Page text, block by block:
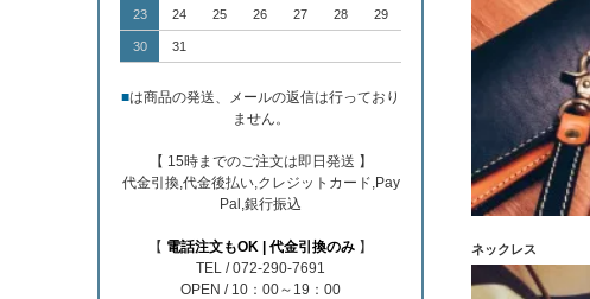
ネックレス
23 24 25 26 27 28 29
30 31
■は商品の発送、メールの返信は行っており
ません。
【 15時までのご注文は即日発送 】
代金引換,代金後払い,クレジットカード,Pay
Pal,銀行振込
【 電話注文もOK | 代金引換のみ 】
TEL / 072-290-7691
OPEN / 10：00～19：00